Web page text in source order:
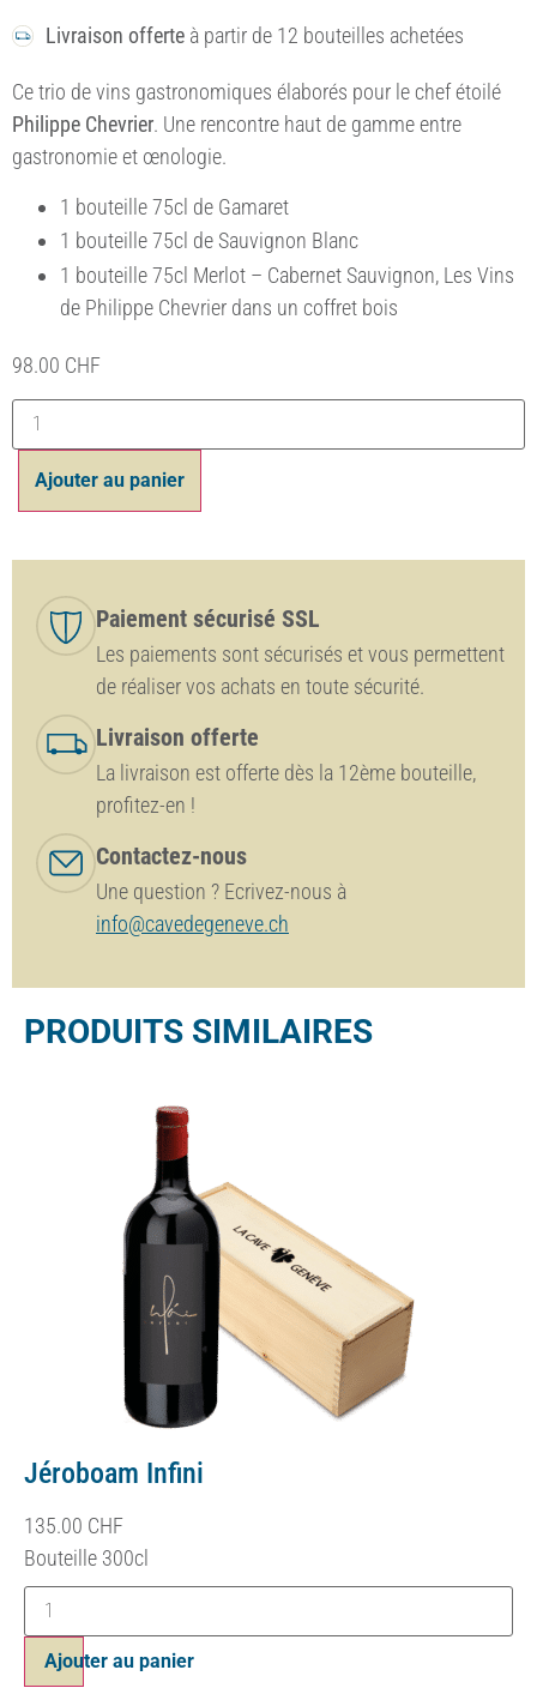
Livraison offerteà partir de 12 bouteilles achetées
Ce trio de vins gastronomiques élaborés pour le chef étoilé
Philippe Chevrier. Une rencontre haut de gamme entre
gastronomie et œnologie.
1 bouteille 75cl de Gamaret
1 bouteille 75cl de Sauvignon Blanc
1 bouteille 75cl Merlot – Cabernet Sauvignon, Les Vins
de Philippe Chevrier dans un coffret bois
98.00 CHF
Ajouter au panier
Paiement sécurisé SSL
Les paiements sont sécurisés et vous permettent
de réaliser vos achats en toute sécurité.
Livraison offerte
La livraison est offerte dès la 12ème bouteille,
profitez-en !
Contactez-nous
Une question ? Ecrivez-nous à
info@cavedegeneve.ch
PRODUITS SIMILAIRES
Jéroboam Infini
135.00 CHF
Bouteille 300cl
Ajouter au panier